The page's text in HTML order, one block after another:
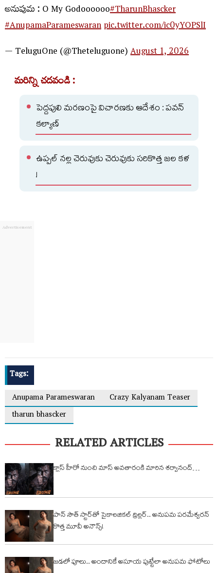
అనుపుమ : O My Godoooooo#TharunBhascker
#AnupamaParameswaranpic.twitter.com/ic0yYOPSlI
— TeluguOne (@Theteluguone)August 1, 2026
మరిన్ని చదవండి :
పెద్దపులి మరణంపై విచారణకు ఆదేశం : పవన్
కల్యాణ్
ఉప్పల్ నల్ల చెరువుకు చెరువుకు సరికొత్త జల కళ
!
Tags:
Anupama Parameswaran
Crazy Kalyanam Teaser
tharun bhascker
RELATED ARTICLES
క్లాస్ హీరో నుంచి మాస్ అవతారంకి మారిన శ‌ర్వానంద్…
పాన్‌ సౌత్ స్టార్‌తో సైకాలజికల్ థ్రిల్లర్.. అనుపమ పరమేశ్వరన్
కొత్త మూవీ అనౌన్స్!
జడలో పూలు.. అందానికే అసూయ పుట్టేలా అనుపమ ఫోటోలు